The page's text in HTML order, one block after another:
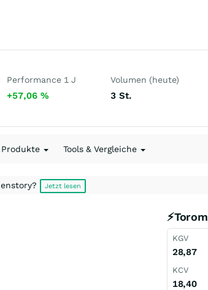
Performance 1 J
+57,06 %
Volumen (heute)
3 St.
Produkte Tools & Vergleiche
Jetzt lesen
KGV
28,87
KCV
18,40